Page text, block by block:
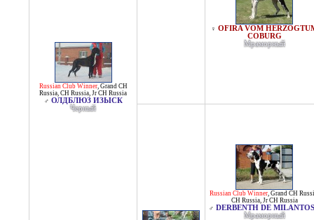
Russian Club Winner, Grand CH
Russia, CH Russia, Jr CH Russia
♂ ОЛДБЛЮЗ ИЗЫСК
Черный
♀ OFIRA VOM
COBURG
Мраморный
Russian Club Winner, Grand CH
CH Russia, Jr CH Russia
♂ DERBENTH DE
Мраморный